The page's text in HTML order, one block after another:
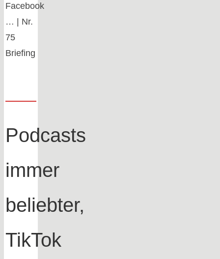
Facebook
… | Nr.
75
Briefing
Podcasts
immer
beliebter,
TikTok